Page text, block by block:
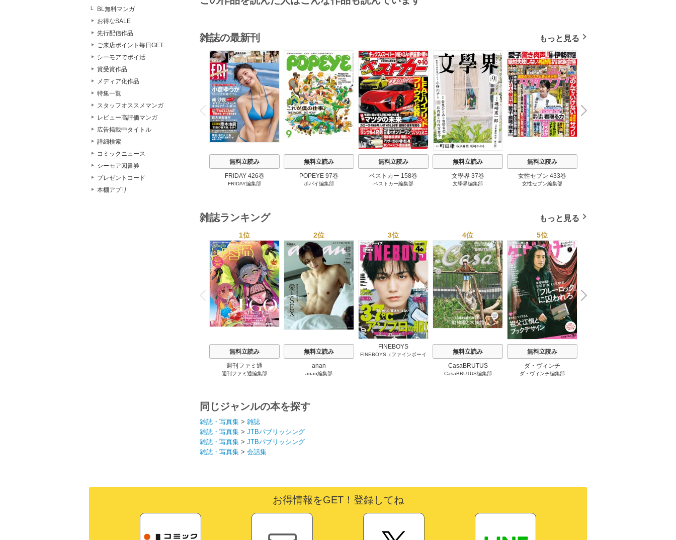
BL無料マンガ
お得なSALE
先行配信作品
ご来店ポイント毎日GET
シーモアでポイ活
賞受賞作品
メディア化作品
特集一覧
スタッフオススメマンガ
レビュー高評価マンガ
広告掲載中タイトル
詳細検索
コミックニュース
シーモア図書券
プレゼントコード
本棚アプリ
雑誌の最新刊 もっと見る
P
r
e
v
i
o
u
s
無料立読み
FRIDAY 426巻
FRIDAY編集部
無料立読み
POPEYE 97巻
ポパイ編集部
無料立読み
ベストカー 158巻
ベストカー編集部
無料立読み
文學界 37巻
文學界編集部
無料立読み
女性セブン 433巻
女性セブン編集部
N
e
x
t
雑誌ランキング もっと見る
P
r
e
v
i
o
u
s
1位
無料立読み
週刊ファミ通
週刊ファミ通編集部
2位
無料立読み
anan
anan編集部
3位
FINEBOYS
FINEBOYS（ファインボーイ
4位
無料立読み
CasaBRUTUS
CasaBRUTUS編集部
5位
無料立読み
ダ・ヴィンチ
ダ・ヴィンチ編集部
N
e
x
t
同じジャンルの本を探す
雑誌・写真集 > 雑誌
雑誌・写真集 > JTBパブリッシング
雑誌・写真集 > JTBパブリッシング
雑誌・写真集 > 会話集
お得情報をGET！登録してね